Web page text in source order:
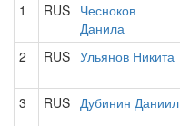
1
RUS Чесноков
Данила
2 RUS Ульянов Никита
3 RUS Дубинин Даниил